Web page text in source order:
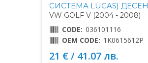
СИСТЕМА LUCAS) ДЕСЕН
VW GOLF V (2004 - 2008)
CODE: 036101116
OEM CODE: 1K0615612P
21 € / 41.07 лв.